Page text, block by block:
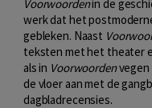
Voorwoordenin de
werk dat het
gebleken. Naast
teksten met het theater
als in Voorwoordenvegen
de vloer aan met de
dagbladrecensies.